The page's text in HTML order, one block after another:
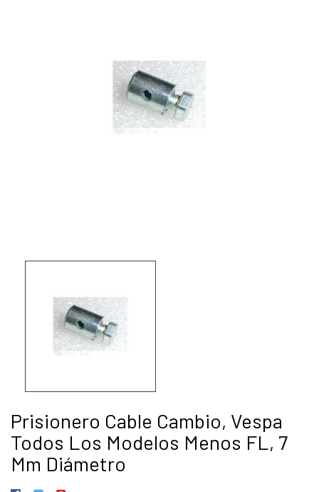
Prisionero Cable Cambio, Vespa
Todos Los Modelos Menos FL, 7
Mm Diámetro